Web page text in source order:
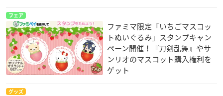
フェア
ファミマ限定「いちごマスコッ
トぬいぐるみ」スタンプキャン
ペーン開催！『刀剣乱舞』やサ
ンリオのマスコット購入権利を
ゲット
グッズ